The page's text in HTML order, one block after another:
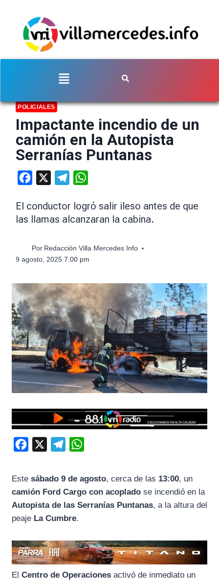
POLICIALES
Impactante incendio de un
camión en la Autopista
Serranías Puntanas
Facebook Telegram
El conductor logró salir ileso antes de que
las llamas alcanzaran la cabina.
Por Redacción Villa Mercedes Info
9 agosto, 2025 7:00 pm
e
b
o
k
e
g
r
m
s
p
Este sábado 9 de agosto, cerca de las 13:00, un
camión Ford Cargo con acoplado se incendió en la
Autopista de las Serranías Puntanas, a la altura del
peaje La Cumbre.
El Centro de Operaciones activó de inmediato un